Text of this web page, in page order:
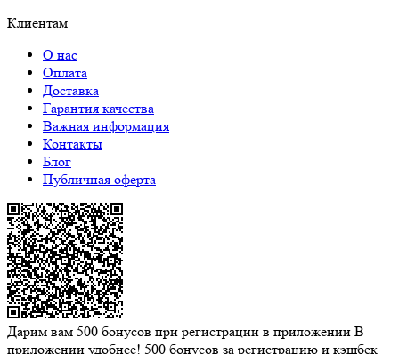
Клиентам
О нас
Оплата
Доставка
Гарантия качества
Важная информация
Контакты
Блог
Публичная оферта
Дарим вам 500 бонусов при регистрации в приложении В
приложении удобнее! 500 бонусов за регистрацию и кэшбек